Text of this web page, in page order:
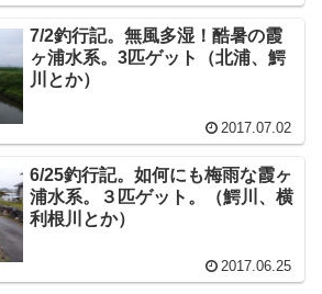
7/2釣行記。無風多湿！酷暑の霞
ヶ浦水系。3匹ゲット（北浦、鰐
川とか）
2017.07.02
6/25釣行記。如何にも梅雨な霞ヶ
浦水系。３匹ゲット。（鰐川、横
利根川とか）
2017.06.25